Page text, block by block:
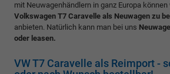
mit Neuwagenhändlern in ganz Europa
Volkswagen T7 Caravelle als Neuwagen zu
anbieten. Natürlich kann man bei uns
oder leasen.
VW T7 Caravelle als Reimport -